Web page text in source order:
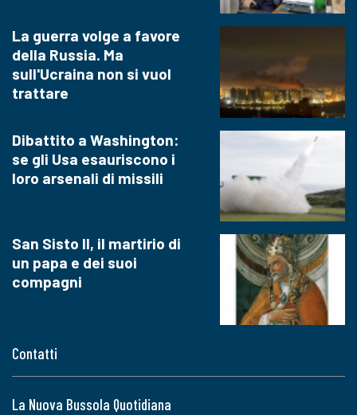
Contatti
La Nuova Bussola Quotidiana
La guerra volge a favore
della Russia. Ma
sull'Ucraina non si vuol
trattare
Dibattito a Washington:
se gli Usa esauriscono i
loro arsenali di missili
San Sisto II, il martirio di
un papa e dei suoi
compagni